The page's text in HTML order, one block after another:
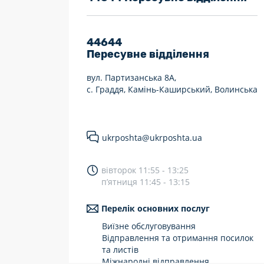
7 днів на тиждень
Працюють після 19:00
Працюють у вихідні
44644
Пересувне відділення
вул. Партизанська 8А,
с. Граддя, Камінь-Каширський, Волинська
ukrposhta@ukrposhta.ua
вівторок 11:55 - 13:25
п’ятниця 11:45 - 13:15
Перелік основних послуг
Виїзне обслуговування
Відправлення та отримання посилок
та листів
Міжнародні відправлення